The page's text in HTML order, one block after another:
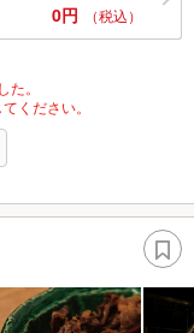
0円 （税込）
。
ください。